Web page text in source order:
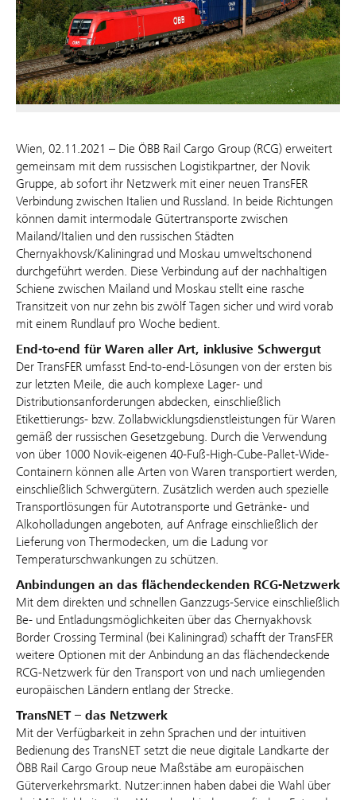
Wien, 02.11.2021 – Die ÖBB Rail Cargo Group (RCG) erweitert
gemeinsam mit dem russischen Logistikpartner, der Novik
Gruppe, ab sofort ihr Netzwerk mit einer neuen TransFER
Verbindung zwischen Italien und Russland. In beide Richtungen
können damit intermodale Gütertransporte zwischen
Mailand/Italien und den russischen Städten
Chernyakhovsk/Kaliningrad und Moskau umweltschonend
durchgeführt werden. Diese Verbindung auf der nachhaltigen
Schiene zwischen Mailand und Moskau stellt eine rasche
Transitzeit von nur zehn bis zwölf Tagen sicher und wird vorab
mit einem Rundlauf pro Woche bedient.
End-to-end für Waren aller Art, inklusive Schwergut
Der TransFER umfasst End-to-end-Lösungen von der ersten bis
zur letzten Meile, die auch komplexe Lager- und
Distributionsanforderungen abdecken, einschließlich
Etikettierungs- bzw. Zollabwicklungsdienstleistungen für Waren
gemäß der russischen Gesetzgebung. Durch die Verwendung
von über 1000 Novik-eigenen 40-Fuß-High-Cube-Pallet-Wide-
Containern können alle Arten von Waren transportiert werden,
einschließlich Schwergütern. Zusätzlich werden auch spezielle
Transportlösungen für Autotransporte und Getränke- und
Alkoholladungen angeboten, auf Anfrage einschließlich der
Lieferung von Thermodecken, um die Ladung vor
Temperaturschwankungen zu schützen.
Anbindungen an das flächendeckenden RCG-Netzwerk
Mit dem direkten und schnellen Ganzzugs-Service einschließlich
Be- und Entladungsmöglichkeiten über das Chernyakhovsk
Border Crossing Terminal (bei Kaliningrad) schafft der TransFER
weitere Optionen mit der Anbindung an das flächendeckende
RCG-Netzwerk für den Transport von und nach umliegenden
europäischen Ländern entlang der Strecke.
TransNET – das Netzwerk
Mit der Verfügbarkeit in zehn Sprachen und der intuitiven
Bedienung des TransNET setzt die neue digitale Landkarte der
ÖBB Rail Cargo Group neue Maßstäbe am europäischen
Güterverkehrsmarkt. Nutzer:innen haben dabei die Wahl über